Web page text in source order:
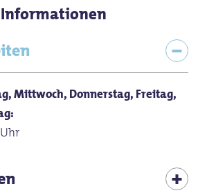
Mittwoch, Donnerstag, Freitag,